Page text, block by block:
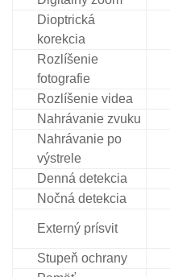
Dioptrická
korekcia
Rozlíšenie
fotografie
Rozlíšenie videa
Nahrávanie zvuku
Nahrávanie po
výstrele
Denná detekcia
Nočná detekcia
Externý prísvit
Stupeň ochrany